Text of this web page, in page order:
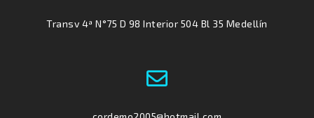
Transv 4ª N°75 D 98 Interior 504 Bl 35 Medellín
